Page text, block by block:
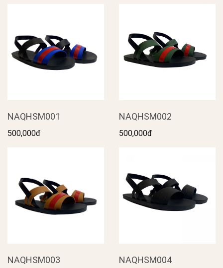
NAQHSM001
500,000đ
NAQHSM002
500,000đ
NAQHSM003 NAQHSM004